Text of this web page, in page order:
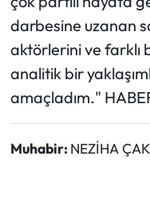
darbesine uzanan
aktörlerini ve farklı
analitik bir
amaçladım."
Muhabir: NEZİHA